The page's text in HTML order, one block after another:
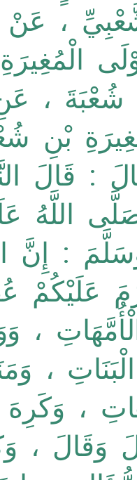
، عَنْ
شُعْبَةَ ،
بْنِ
: قَالَ
اللَّهُ
: إِنَّ
عَلَيْكُمْ
،
الْبَنَاتِ ،
، وَكَرِهَ
وَقَالَ ،